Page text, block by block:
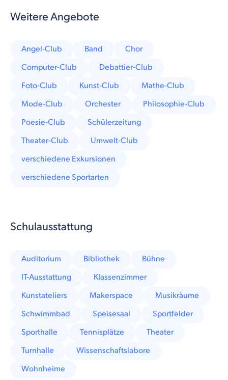
Weitere Angebote
Angel-Club Band
Chor
Computer-Club
Debattier-Club
Foto-Club
Kunst-Club
Mathe-Club
Mode-Club
Orchester
Philosophie-Club
Poesie-Club
Schülerzeitung
Theater-Club
Umwelt-Club
verschiedene Exkursionen
verschiedene Sportarten
Schulausstattung
Auditorium Bibliothek
Bühne
IT-Ausstattung
Klassenzimmer
Kunstateliers
Makerspace
Musi​kräume
Schwimmbad
Speisesaal
Sportfelder
Sporthalle
Tennisplätze
Theater
Turnhalle
Wissenschaftslabore
Wohnheime